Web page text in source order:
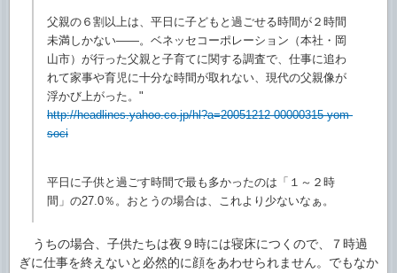
父親の６割以上は、平日に子どもと過ごせる時間が２時間
未満しかない――。ベネッセコーポレーション（本社・岡
山市）が行った父親と子育てに関する調査で、仕事に追わ
れて家事や育児に十分な時間が取れない、現代の父親像が
浮かび上がった。"
http://headlines.yahoo.co.jp/hl?a=20051212-00000315-yom-
soci
平日に子供と過ごす時間で最も多かったのは「１～２時
間」の27.0％。おとうの場合は、これより少ないなぁ。
うちの場合、子供たちは夜９時には寝床につくので、７時過
ぎに仕事を終えないと必然的に顔をあわせられません。でもなか